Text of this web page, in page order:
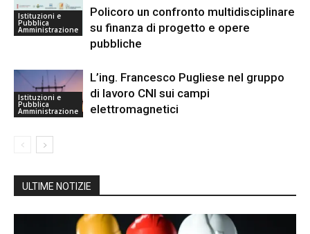
Istituzioni e
Pubblica
Amministrazione
Policoro un confronto multidisciplinare
su finanza di progetto e opere
pubbliche
Istituzioni e
Pubblica
Amministrazione
L’ing. Francesco Pugliese nel gruppo
di lavoro CNI sui campi
elettromagnetici
ULTIME NOTIZIE